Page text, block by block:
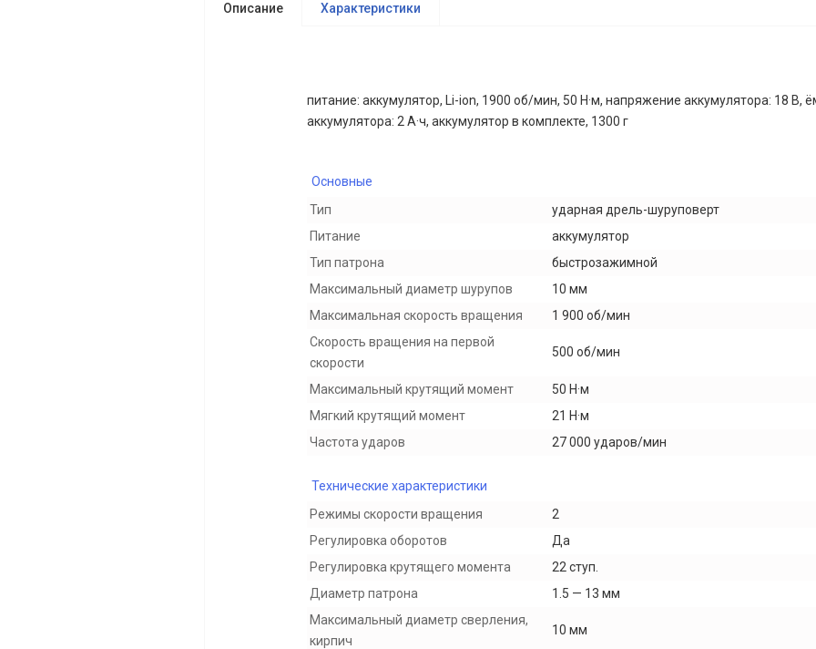
Описание Характеристики
питание: аккумулятор, Li-ion, 1900 об/мин, 50 Н·м, напряжение аккумулятора: 18 В,
аккумулятора: 2 А·ч, аккумулятор в комплекте, 1300 г
Основные
Тип
ударная дрель-шуруповерт
Питание
аккумулятор
Тип патрона
быстрозажимной
Максимальный диаметр шурупов
10 мм
Максимальная скорость вращения
1 900 об/мин
Скорость вращения на первой
скорости
500 об/мин
Максимальный крутящий момент
50 Н·м
Мягкий крутящий момент
21 Н·м
Частота ударов
27 000 ударов/мин
Технические характеристики
Режимы скорости вращения
2
Регулировка оборотов
Да
Регулировка крутящего момента
22 ступ.
Диаметр патрона
1.5 — 13 мм
Максимальный диаметр сверления,
кирпич
10 мм